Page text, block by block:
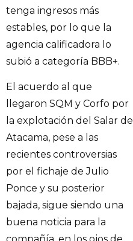
tenga ingresos más
estables, por lo que la
agencia calificadora lo
subió a categoría BBB+.
El acuerdo al que
llegaron SQM y Corfo por
la explotación del Salar de
Atacama, pese a las
recientes controversias
por el fichaje de Julio
Ponce y su posterior
bajada, sigue siendo una
buena noticia para la